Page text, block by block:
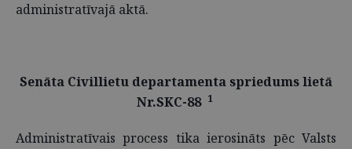
administratīvajā aktā.
Senāta Civillietu departamenta spriedums lietā
Nr.SKC-88 1
Administratīvais process tika ierosināts pēc Valsts